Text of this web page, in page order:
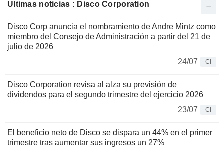
Últimas noticias : Disco Corporation
Disco Corp anuncia el nombramiento de Andre Mintz como
miembro del Consejo de Administración a partir del 21 de
julio de 2026
24/07
CI
Disco Corporation revisa al alza su previsión de
dividendos para el segundo trimestre del ejercicio 2026
23/07
CI
El beneficio neto de Disco se dispara un 44% en el primer
trimestre tras aumentar sus ingresos un 27%